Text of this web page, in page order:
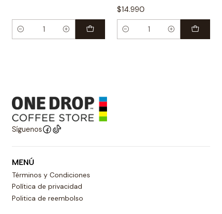
Cantidad
$14.990
Cantidad
Síguenos
MENÚ
Términos y Condiciones
Política de privacidad
Politica de reembolso